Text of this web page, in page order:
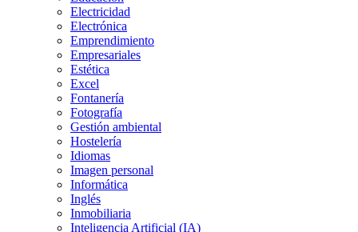
Electricidad
Electrónica
Emprendimiento
Empresariales
Estética
Excel
Fontanería
Fotografía
Gestión ambiental
Hostelería
Idiomas
Imagen personal
Informática
Inglés
Inmobiliaria
Inteligencia Artificial (IA)